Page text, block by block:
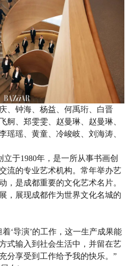
、钟海、杨益、何禹珩、白晋
舸、郑雯雯、赵曼琳、赵曼琳、
瑶瑶、黄童、冷峻岐、刘海涛、
于1980年，是一所从事书画创
流的专业艺术机构。常年举办艺
，是成都重要的文化艺术名片。
，展现成都作为世界文化名城的
‘导演’的工作，这一生产成果能
式输入到社会生活中，并留在艺
分享受到工作给予我的快乐。”